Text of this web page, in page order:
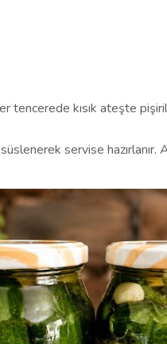
tencerede kısık ateşte
servise